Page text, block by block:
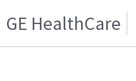
GE HealthCare